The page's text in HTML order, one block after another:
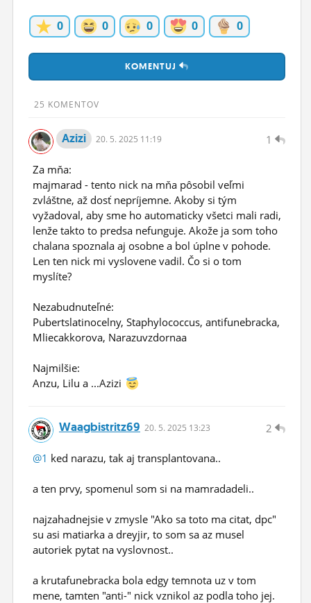
ĽUDIA
ROLETA
0 0 0 0 0
KOMENTUJ
25 KOMENTOV
1
Azizi 20. 5. 2025 11:19
Za mňa:
majmarad - tento nick na mňa pôsobil veľmi
zvláštne, až dosť nepríjemne. Akoby si tým
vyžadoval, aby sme ho automaticky všetci mali radi,
lenže takto to predsa nefunguje. Akože ja som toho
chalana spoznala aj osobne a bol úplne v pohode.
Len ten nick mi vyslovene vadil. Čo si o tom
myslíte?
Nezabudnuteľné:
Pubertslatinocelny, Staphylococcus, antifunebracka,
Mliecakkorova, Narazuvzdornaa
Najmilšie:
Anzu, Lilu a ...Azizi
2
Waagbistritz69 20. 5. 2025 13:23
@1 ked narazu, tak aj transplantovana..
a ten prvy, spomenul som si na mamradadeli..
najzahadnejsie v zmysle "Ako sa toto ma citat, dpc"
su asi matiarka a dreyjir, to som sa az musel
autoriek pytat na vyslovnost..
a krutafunebracka bola edgy temnota uz v tom
mene, tamten "anti-" nick vznikol az podla toho jej.